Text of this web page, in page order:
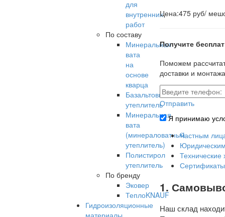
для
внутренних
работ
По составу
Минеральная
вата
на
основе
кварца
Базальтовый
утеплитель
Минеральная
вата
(минераловатный
утеплитель)
Полистирол
утеплитель
По бренду
Эковер
ТеплоKNAUF
Гидроизоляционные
Цена:475 руб/
Получите
Поможем
доставки и монтажа
Отправить
Я принимаю
Частным
Технические
Сертификаты
1.
Наш склад